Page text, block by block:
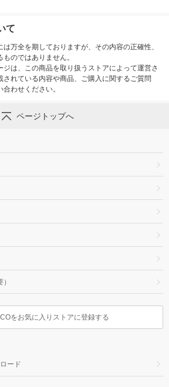
て
万全を期しておりますが、その内容の正確性、
のではありません。
は、この商品を取り扱うストアによって運営さ
されている内容や商品、ご購入に関するご質問
わせください。
ページトップへ
をお気に入りストアに登録する
ード